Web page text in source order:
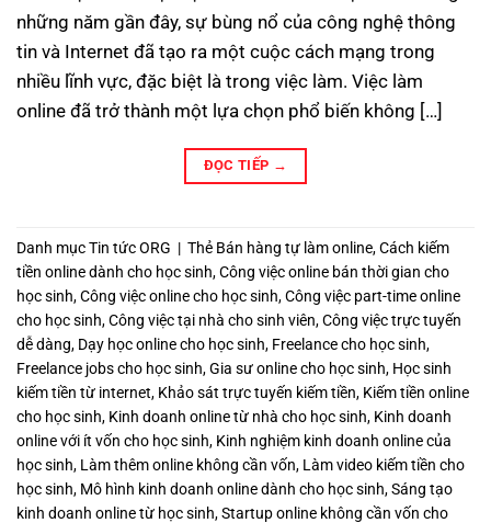
những năm gần đây, sự bùng nổ của công nghệ thông
tin và Internet đã tạo ra một cuộc cách mạng trong
nhiều lĩnh vực, đặc biệt là trong việc làm. Việc làm
online đã trở thành một lựa chọn phổ biến không […]
ĐỌC TIẾP →
Danh mụcTin tức ORG | Thẻ Bán hàng tự làm online,Cách kiếm
tiền online dành cho học sinh,Công việc online bán thời gian cho
học sinh,Công việc online cho học sinh,Công việc part-time online
cho học sinh,Công việc tại nhà cho sinh viên,Công việc trực tuyến
dễ dàng, Dạy học online cho học sinh, Freelance cho học sinh,
Freelance jobs cho học sinh,Gia sư online cho học sinh, Học sinh
kiếm tiền từ internet, Khảo sát trực tuyến kiếm tiền, Kiếm tiền online
cho học sinh, Kinh doanh online từ nhà cho học sinh, Kinh doanh
online với ít vốn cho học sinh, Kinh nghiệm kinh doanh online của
học sinh, Làm thêm online không cần vốn, Làm video kiếm tiền cho
học sinh, Mô hình kinh doanh online dành cho học sinh,Sáng tạo
kinh doanh online từ học sinh,Startup online không cần vốn cho